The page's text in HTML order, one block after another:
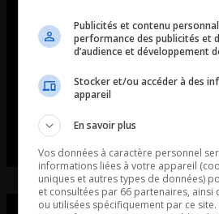
Publicités et contenu
performance des publicités et
d’audience et développement
Stocker et/ou accéder à des
appareil
En savoir plus
Vos données à caractère personnel
informations liées à votre appareil
uniques et autres types de données)
et consultées par 66 partenaires, ainsi
ou utilisées spécifiquement par ce